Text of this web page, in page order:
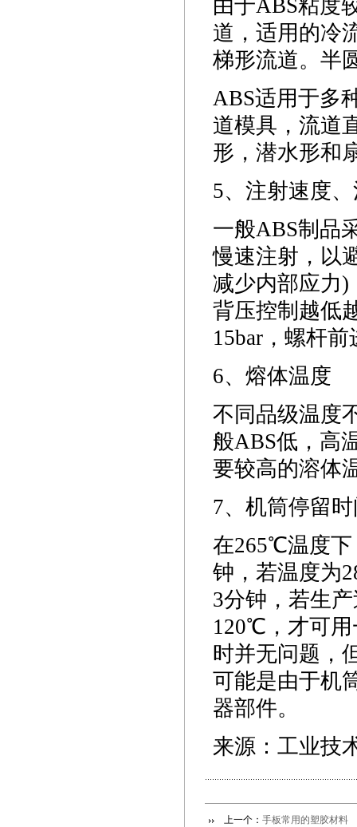
由于ABS粘度
道，适用的冷
梯形流道。半
ABS适用于多
道模具，流道
形，潜水形和
5、注射速度
一般ABS制品
慢速注射，以
减少内部应力)
背压控制越低
15bar，螺杆
6、熔体温度
不同品级温度
般ABS低，高
要较高的溶体
7、机筒停留
在265℃温度下
钟，若温度为
3分钟，若生
120℃，才可用
时并无问题，
可能是由于机
器部件。
来源：工业技
上一个： 手板常用的塑胶材料